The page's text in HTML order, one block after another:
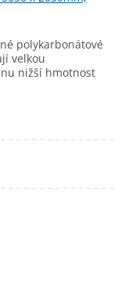
polykarbonátové
velkou
nižší hmotnost